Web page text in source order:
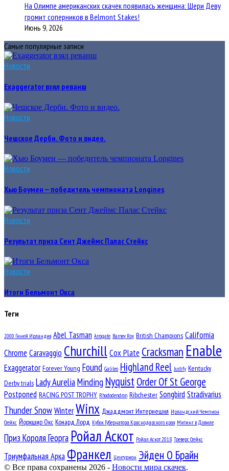
На Олимпе американских скачек появилась женщина: Шери Деву
громит соперников в Belmont Stakes!
Июнь 9, 2026
Самые популярные записи
Новости
Exaggerator взял реванш
Новости
Чешское Дерби. Фото и видео.
Новости
Хью Боумен — победитель чемпионата Longines
Новости
Результат приза Сент Джеймс Палас Стейкс
Новости
Итоги Бельмонт Окса
Теги
2000 Гиней Ирландия Abel Tasman Arrogate Barney Roy British Champions California
Chrome Caravaggio ChurchillCox Plate Cracksman Enable
Exaggerator Forever Young Found Galileo Highland Reel Justify Kentucky
Derby trials Lady AureliaMinding NyquistOrder Of St George
Postponed RACING POST TROPHY Rhododendron Ribchester Songbird Stradivarius
Thunder SnowWinterWinx Джаддмонт Интернешнл Ирландский Чемпион
Стейкс Йоркшир Окс Конард Лорд Кубок Губернатора Краснодарского края Митинг в Довиле
Приз Короля Георга Ройал Аскот Ройал Аскот 2018 Треверс Стейкс
Триумфальная Арка Франкел Центурион Эйден О Брайн
© Все права сохранены 2026 - Новости мира скачек.